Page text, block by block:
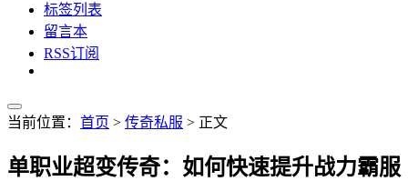
标签列表
留言本
RSS订阅
当前位置： 首页 > 传奇私服 > 正文
单职业超变传奇：如何快速提升战力霸服